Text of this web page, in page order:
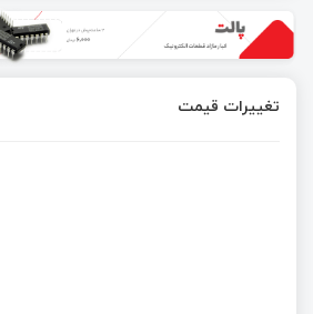
تغییرات قیمت